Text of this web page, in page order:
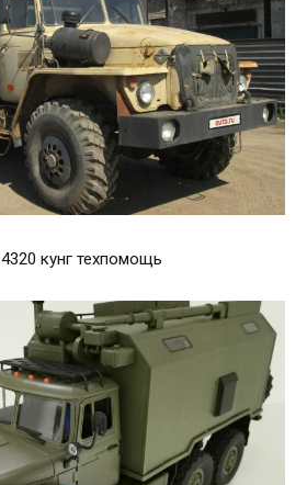
кунг техпомощь